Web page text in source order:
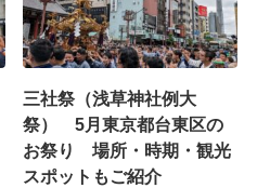
三社祭（浅草神社例大
祭） 5月東京都台東区の
お祭り 場所・時期・観光
スポットもご紹介